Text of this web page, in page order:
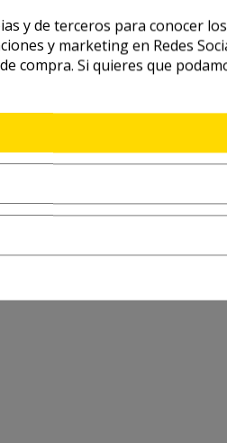
y de terceros para conocer
y marketing en Redes
compra. Si quieres que